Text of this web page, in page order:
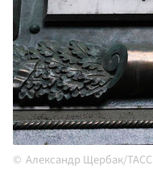
Александр Щербак/ТАСС